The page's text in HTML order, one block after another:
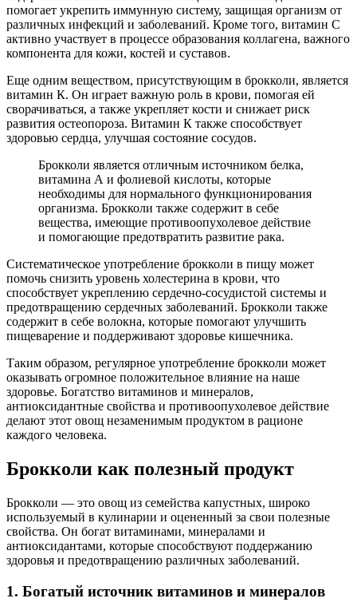
помогает укрепить иммунную систему, защищая организм от
различных инфекций и заболеваний. Кроме того, витамин С
активно участвует в процессе образования коллагена, важного
компонента для кожи, костей и суставов.
Еще одним веществом, присутствующим в брокколи, является
витамин К. Он играет важную роль в крови, помогая ей
сворачиваться, а также укрепляет кости и снижает риск
развития остеопороза. Витамин К также способствует
здоровью сердца, улучшая состояние сосудов.
Брокколи является отличным источником белка,
витамина А и фолиевой кислоты, которые
необходимы для нормального функционирования
организма. Брокколи также содержит в себе
вещества, имеющие противоопухолевое действие
и помогающие предотвратить развитие рака.
Систематическое употребление брокколи в пищу может
помочь снизить уровень холестерина в крови, что
способствует укреплению сердечно-сосудистой системы и
предотвращению сердечных заболеваний. Брокколи также
содержит в себе волокна, которые помогают улучшить
пищеварение и поддерживают здоровье кишечника.
Таким образом, регулярное употребление брокколи может
оказывать огромное положительное влияние на наше
здоровье. Богатство витаминов и минералов,
антиоксидантные свойства и противоопухолевое действие
делают этот овощ незаменимым продуктом в рационе
каждого человека.
Брокколи как полезный продукт
Брокколи — это овощ из семейства капустных, широко
используемый в кулинарии и оцененный за свои полезные
свойства. Он богат витаминами, минералами и
антиоксидантами, которые способствуют поддержанию
здоровья и предотвращению различных заболеваний.
1. Богатый источник витаминов и минералов